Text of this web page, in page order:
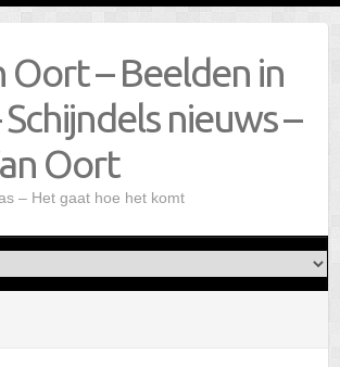
Oort – Beelden in
nieuws –
Oort
– Het gaat hoe het komt